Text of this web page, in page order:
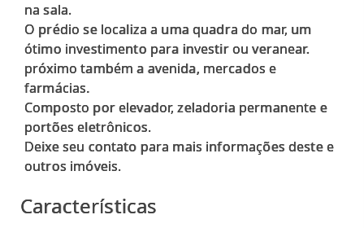
na sala.
O prédio se localiza a uma quadra do mar, um
ótimo investimento para investir ou veranear.
próximo também a avenida, mercados e
farmácias.
Composto por elevador, zeladoria permanente e
portões eletrônicos.
Deixe seu contato para mais informações deste e
Características